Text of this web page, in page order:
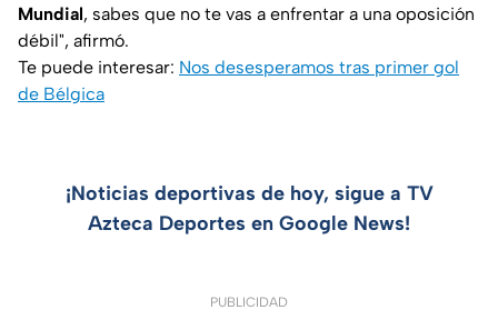
Mundial, sabes que no te vas a enfrentar a una oposición
débil", afirmó.
Te puede interesar: Nos desesperamos tras primer gol
de Bélgica
¡Noticias deportivas de hoy, sigue a TV
Azteca Deportes en Google News!
PUBLICIDAD